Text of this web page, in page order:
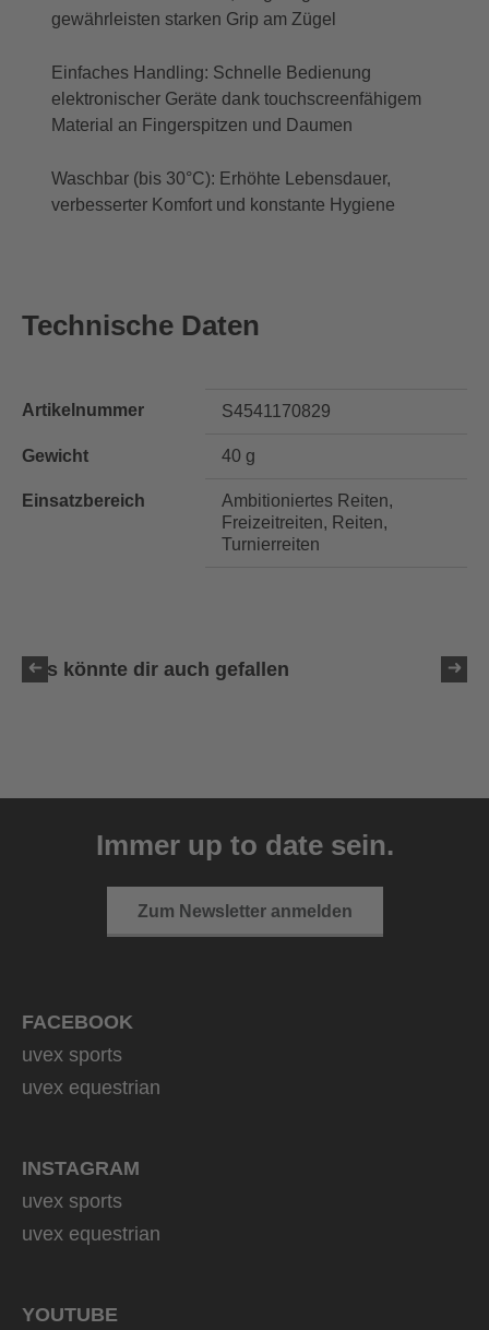
gewährleisten starken Grip am Zügel
Einfaches Handling: Schnelle Bedienung
elektronischer Geräte dank touchscreenfähigem
Material an Fingerspitzen und Daumen
Waschbar (bis 30°C): Erhöhte Lebensdauer,
verbesserter Komfort und konstante Hygiene
Technische Daten
Artikelnummer S4541170829
Gewicht 40 g
Einsatzbereich
Ambitioniertes Reiten,
Freizeitreiten, Reiten,
Turnierreiten
Das könnte dir auch gefallen
3 FarbvariantenImmer up to date sein.
Zum Newsletter anmelden
FACEBOOK
uvex sports
uvex equestrian
INSTAGRAM
uvex sports
uvex equestrian
YOUTUBE